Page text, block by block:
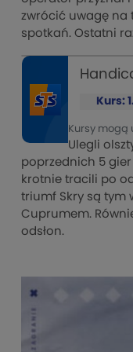
zwrócić uwagę na
spotkań. Ostatni
Kurs:
Kursy mogą
Ulegli
poprzednich 5
krotnie tracili po
triumf Skry są tym
Cuprumem.
odsłon.